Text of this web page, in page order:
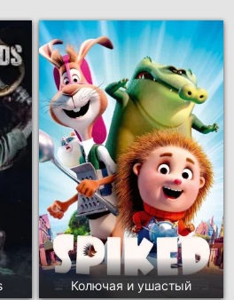
Колючая и ушастый